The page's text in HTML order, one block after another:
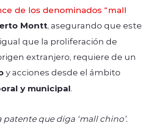
de los denominados “mall
Montt, asegurando que este
que la proliferación de
extranjero, requiere de un
y acciones desde el ámbito
y municipal.
patente que diga ‘mall chino’.